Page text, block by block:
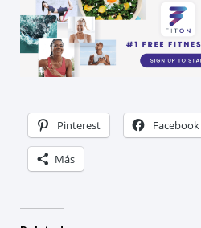
Pinterest Facebook
Más